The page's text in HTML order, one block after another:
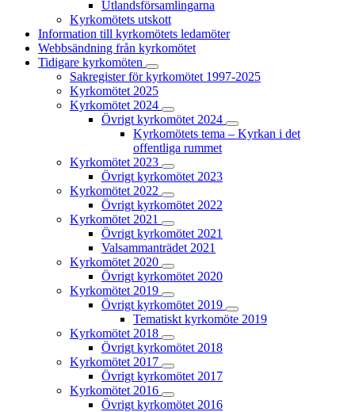
Utlandsförsamlingarna
Kyrkomötets utskott
Information till kyrkomötets ledamöter
Webbsändning från kyrkomötet
Tidigare kyrkomöten
Sakregister för kyrkomötet 1997-2025
Kyrkomötet 2025
Kyrkomötet 2024
Övrigt kyrkomötet 2024
Kyrkomötets tema – Kyrkan i det
offentliga rummet
Kyrkomötet 2023
Övrigt kyrkomötet 2023
Kyrkomötet 2022
Övrigt kyrkomötet 2022
Kyrkomötet 2021
Övrigt kyrkomötet 2021
Valsammanträdet 2021
Kyrkomötet 2020
Övrigt kyrkomötet 2020
Kyrkomötet 2019
Övrigt kyrkomötet 2019
Tematiskt kyrkomöte 2019
Kyrkomötet 2018
Övrigt kyrkomötet 2018
Kyrkomötet 2017
Övrigt kyrkomötet 2017
Kyrkomötet 2016
Övrigt kyrkomötet 2016